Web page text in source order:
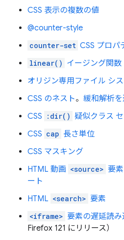
CSS 表示の複数の値
@counter-style
counter-set CSS プロパ
linear() イージング関数
オリジン専用ファイル シス
CSS のネスト。 緩和解析
CSS
:dir() 疑似クラス
CSS cap 長さ単位
CSS マスキング
HTML 動画 <source> 要
ート
HTML <search> 要素
<iframe> 要素の遅延読み
Firefox 121 にリリース）